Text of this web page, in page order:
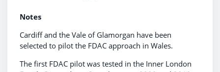
Notes
Cardiff and the Vale of Glamorgan have been
selected to pilot the FDAC approach in Wales.
The first FDAC pilot was tested in the Inner London